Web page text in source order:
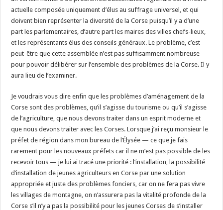
actuelle composée uniquement d’élus au suffrage universel, et qui
doivent bien représenter la diversité de la Corse puisqu’il y a d’une
part les parlementaires, d’autre part les maires des villes chefs-lieux,
et les représentants élus des conseils généraux. Le problème, c’est
peut-être que cette assemblée n’est pas suffisamment nombreuse
pour pouvoir délibérer sur l’ensemble des problèmes de la Corse. Il y
aura lieu de l’examiner.
Je voudrais vous dire enfin que les problèmes d’aménagement de la
Corse sont des problèmes, qu’il s’agisse du tourisme ou qu’il s’agisse
de l’agriculture, que nous devons traiter dans un esprit moderne et
que nous devons traiter avec les Corses. Lorsque j’ai reçu monsieur le
préfet de région dans mon bureau de l’Élysée — ce que je fais
rarement pour les nouveaux préfets car il ne m’est pas possible de les
recevoir tous — je lui ai tracé une priorité : l’installation, la possibilité
d’installation de jeunes agriculteurs en Corse par une solution
appropriée et juste des problèmes fonciers, car on ne fera pas vivre
les villages de montagne, on n’assurera pas la vitalité profonde de la
Corse s’il n’y a pas la possibilité pour les jeunes Corses de s’installer